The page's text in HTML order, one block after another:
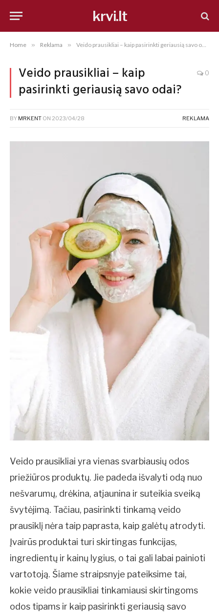
krvi.lt
Home » Reklama » Veido prausikliai – kaip pasirinkti geriausią savo odai?
Veido prausikliai – kaip
pasirinkti geriausią savo odai?
0
BY MRKENT ON 2023/04/28 REKLAMA
Veido prausikliai yra vienas svarbiausių odos
priežiūros produktų. Jie padeda išvalyti odą nuo
nešvarumų, drėkina, atjaunina ir suteikia sveiką
švytėjimą. Tačiau, pasirinkti tinkamą veido
prausiklį nėra taip paprasta, kaip galėtų atrodyti.
Įvairūs produktai turi skirtingas funkcijas,
ingredientų ir kainų lygius, o tai gali labai painioti
vartotoją. Šiame straipsnyje pateiksime tai,
kokie veido prausikliai tinkamiausi skirtingoms
odos tipams ir kaip pasirinkti geriausią savo